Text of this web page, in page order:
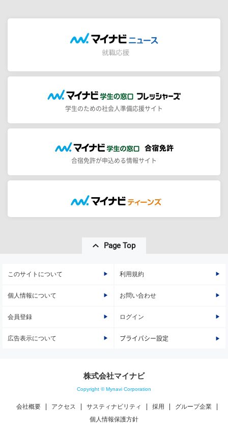
学生のための社会人準備応援サイト
合宿免許が申込める情報サイト
Page Top
このサイトについて 利用規約
個人情報について お問い合わせ
会員登録 ログイン
広告表示について プライバシー設定
株式会社マイナビ
Copyright © Mynavi Corporation
会社概要 アクセス サスティナビリティ 採用
グループ企業
個人情報保護方針